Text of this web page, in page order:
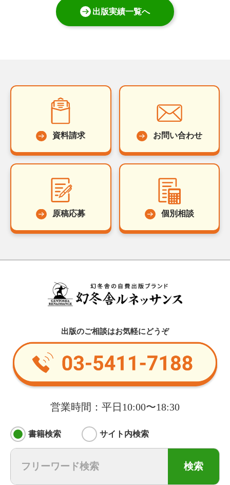
出版実績一覧へ
資料請求 お問い合わせ
原稿応募 個別相談
出版のご相談はお気軽にどうぞ
営業時間：平日10:00〜18:30
書籍検索 サイト内検索
検索